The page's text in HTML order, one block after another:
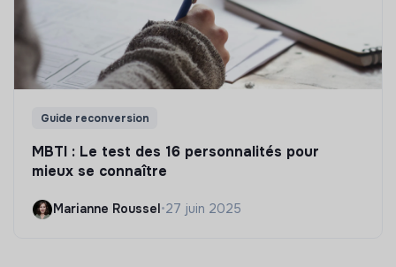
Guide reconversion
MBTI : Le test des 16 personnalités pour
mieux se connaître
Marianne Roussel•27 juin 2025